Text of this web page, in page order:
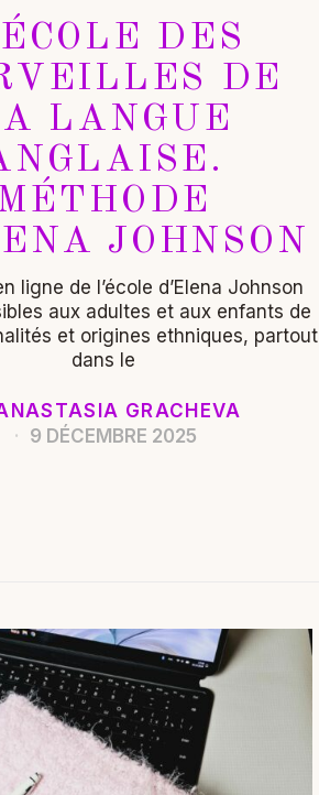
DES
DE
LANGUE
JOHNSON
ligne de l’école d’Elena Johnson
aux adultes et aux enfants de
et origines ethniques, partout
dans le
GRACHEVA
9 DÉCEMBRE 2025